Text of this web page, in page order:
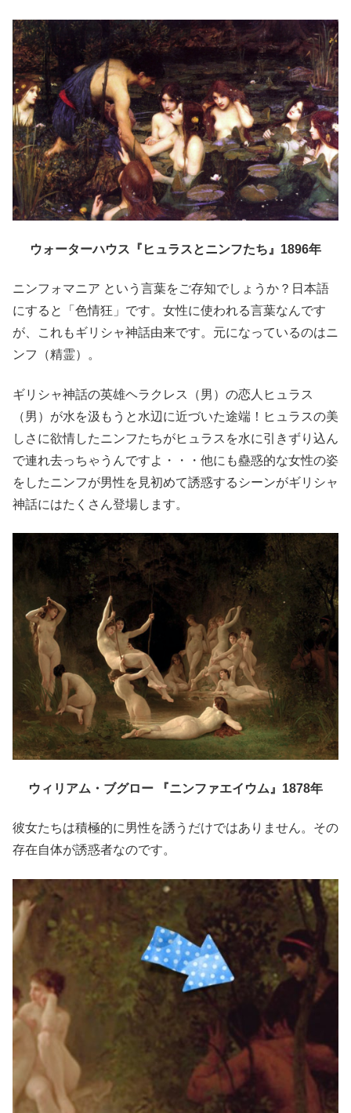
ウォーターハウス『ヒュラスとニンフたち』1896年
ニンフォマニア という言葉をご存知でしょうか？日本語
にすると「色情狂」です。女性に使われる言葉なんです
が、これもギリシャ神話由来です。元になっているのはニ
ンフ（精霊）。
ギリシャ神話の英雄ヘラクレス（男）の恋人ヒュラス
（男）が水を汲もうと水辺に近づいた途端！ヒュラスの美
しさに欲情したニンフたちがヒュラスを水に引きずり込ん
で連れ去っちゃうんですよ・・・他にも蠱惑的な女性の姿
をしたニンフが男性を見初めて誘惑するシーンがギリシャ
神話にはたくさん登場します。
ウィリアム・ブグロー 『ニンファエイウム』1878年
彼女たちは積極的に男性を誘うだけではありません。その
存在自体が誘惑者なのです。